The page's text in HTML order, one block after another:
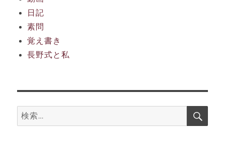
日記
素問
覚え書き
長野式と私
検
索:
検